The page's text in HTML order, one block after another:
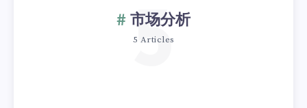
市场分析
5 Articles
5